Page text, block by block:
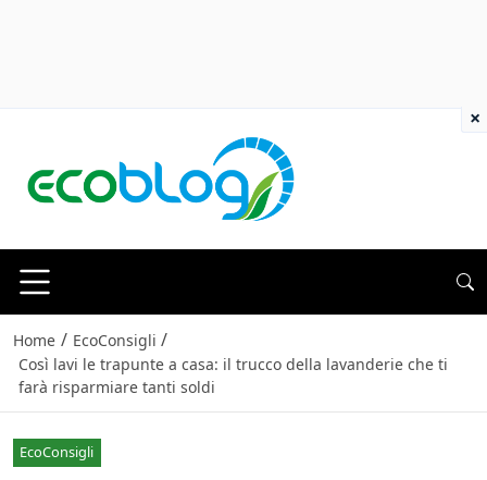
Home / EcoConsigli /
Così lavi le trapunte a casa: il trucco della lavanderie che ti
farà risparmiare tanti soldi
EcoConsigli
×